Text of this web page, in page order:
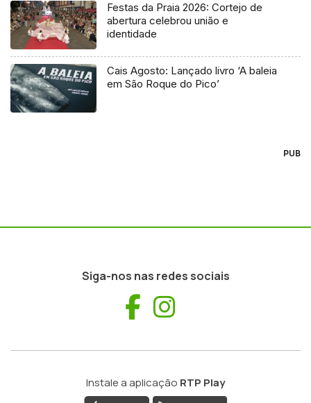
Festas da Praia 2026: Cortejo de
abertura celebrou união e
identidade
Cais Agosto: Lançado livro ‘A baleia
em São Roque do Pico’
PUB
Siga-nos nas redes sociais
Facebook
Instale a aplicação RTP Play